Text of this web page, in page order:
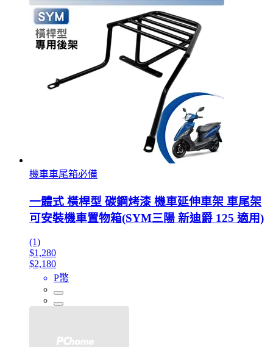
機車車尾箱必備
一體式 橫桿型 碳鋼烤漆 機車延伸車架 車尾架
可安裝機車置物箱(SYM三陽 新迪爵 125 適用)
(1)
$1,280
$2,180
P幣